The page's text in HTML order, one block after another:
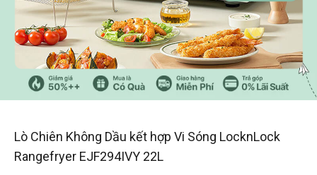
/6
Lò Chiên Không Dầu kết hợp Vi Sóng LocknLock
Rangefryer EJF294IVY 22L